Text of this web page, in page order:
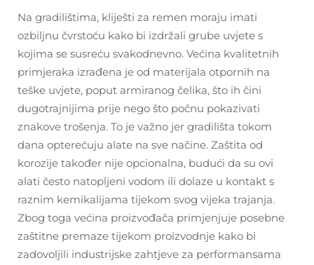
Na gradilištima, kliješti za remen moraju imati
ozbiljnu čvrstoću kako bi izdržali grube uvjete s
kojima se susreću svakodnevno. Većina kvalitetnih
primjeraka izrađena je od materijala otpornih na
teške uvjete, poput armiranog čelika, što ih čini
dugotrajnijima prije nego što počnu pokazivati
znakove trošenja. To je važno jer gradilišta tokom
dana opterećuju alate na sve načine. Zaštita od
korozije također nije opcionalna, budući da su ovi
alati često natopljeni vodom ili dolaze u kontakt s
raznim kemikalijama tijekom svog vijeka trajanja.
Zbog toga većina proizvođača primjenjuje posebne
zaštitne premaze tijekom proizvodnje kako bi
zadovoljili industrijske zahtjeve za performansama